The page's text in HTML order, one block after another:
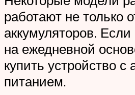
работают не только
аккумуляторов.
на ежедневной
купить устройство
питанием.